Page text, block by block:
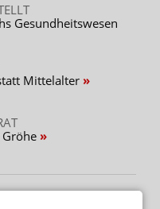
Gesundheitswesen
Mittelalter